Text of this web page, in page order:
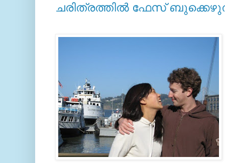
ചരിത്രത്തില്‍ ഫേസ്